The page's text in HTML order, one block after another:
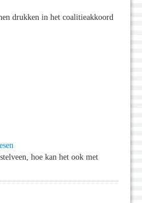
drukken in het coalitieakkoord
hoe kan het ook met